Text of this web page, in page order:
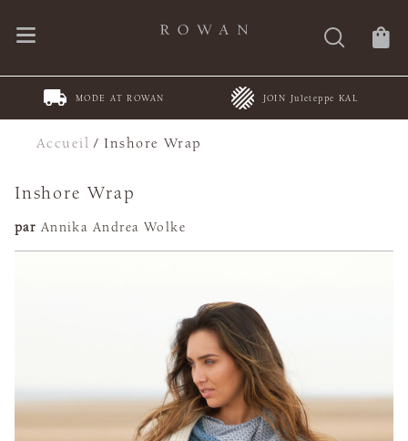
MODE AT ROWAN JOIN Juleteppe KAL
Accueil /Inshore Wrap
Inshore Wrap
par Annika Andrea Wolke